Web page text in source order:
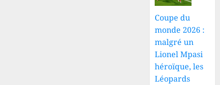
Coupe du
monde 2026 :
malgré un
Lionel Mpasi
héroïque, les
Léopards